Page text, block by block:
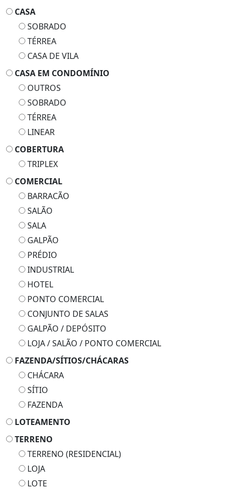
CASA
SOBRADO
TÉRREA
CASA DE VILA
CASA EM CONDOMÍNIO
OUTROS
SOBRADO
TÉRREA
LINEAR
COBERTURA
TRIPLEX
COMERCIAL
BARRACÃO
SALÃO
SALA
GALPÃO
PRÉDIO
INDUSTRIAL
HOTEL
PONTO COMERCIAL
CONJUNTO DE SALAS
GALPÃO / DEPÓSITO
LOJA / SALÃO / PONTO COMERCIAL
FAZENDA/SÍTIOS/CHÁCARAS
CHÁCARA
SÍTIO
FAZENDA
LOTEAMENTO
TERRENO
TERRENO (RESIDENCIAL)
LOJA
LOTE